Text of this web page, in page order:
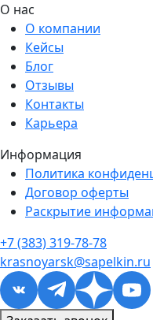
О нас
О компании
Кейсы
Блог
Отзывы
Контакты
Карьера
Информация
Политика
Договор оферты
Раскрытие
+7 (383) 319-78-78
krasnoyarsk@sapelkin.ru